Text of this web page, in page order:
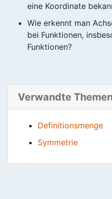
eine Koordinate
Wie erkennt man
bei Funktionen,
Funktionen?
Verwandte
Definitionsmenge
Symmetrie